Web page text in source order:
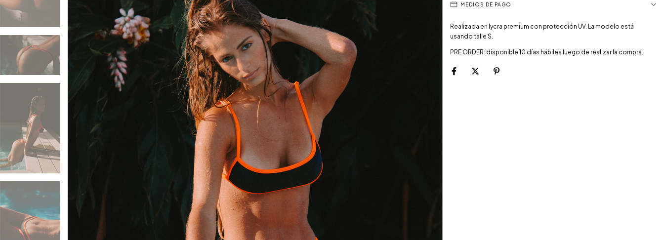
MEDIOS DE PAGO
Realizada en lycra premium con protección UV. La modelo está
usando talle S.
PRE ORDER: disponible 10 días hábiles luego de realizar la compra.